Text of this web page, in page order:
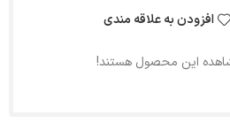
افزودن به علاقه مندی
این محصول هستند!